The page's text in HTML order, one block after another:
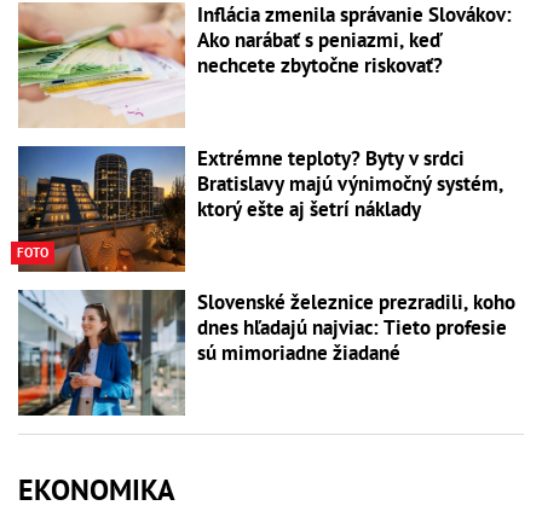
Inflácia zmenila správanie Slovákov:
Ako narábať s peniazmi, keď
nechcete zbytočne riskovať?
FOTO
Extrémne teploty? Byty v srdci
Bratislavy majú výnimočný systém,
ktorý ešte aj šetrí náklady
Slovenské železnice prezradili, koho
dnes hľadajú najviac: Tieto profesie
sú mimoriadne žiadané
EKONOMIKA